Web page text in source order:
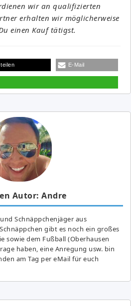
wir an qualifizierten
erhalten wir möglicherweise
einen Kauf tätigst.
teilen E-Mail
Autor: Andre
Schnäppchenjäger aus
gibt es noch ein großes
sowie dem Fußball (Oberhausen
haben, eine Anregung usw. bin
am Tag per eMail für euch